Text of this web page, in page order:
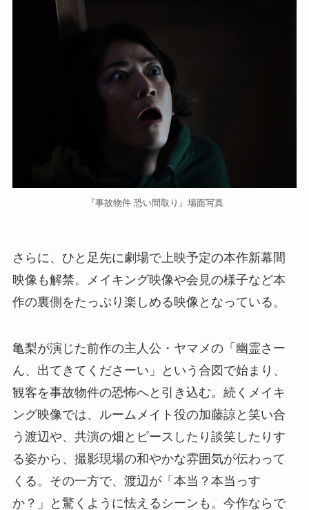
『事故物件 恐い間取り』場面写真
さらに、ひと足先に劇場で上映予定の本作新幕間
映像も解禁。メイキング映像や会見の様子など本
作の裏側をたっぷり楽しめる映像となっている。
亀梨が演じた前作の主人公・ヤマメの「幽霊さー
ん、出てきてくださーい」という合図で始まり、
観客を事故物件の恐怖へと引き込む。続くメイキ
ング映像では、ルームメイト役の加藤諒と笑い合
う渡辺や、共演の畑とピースしたり談笑したりす
る姿から、撮影現場の和やかな雰囲気が伝わって
くる。その一方で、渡辺が「本当？本当っす
か？」と驚くように怯えるシーンも。今作ならで